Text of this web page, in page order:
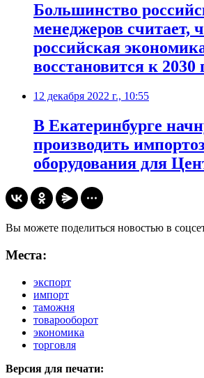
Большинство
менеджеров считает,
российская
восстановится к 2030
12 декабря 2022 г., 10:55
​В Екатеринбурге
производить
оборудования для
Вы можете поделиться новостью в
Места:
экспорт
импорт
таможня
товарооборот
экономика
торговля
Версия для печати: